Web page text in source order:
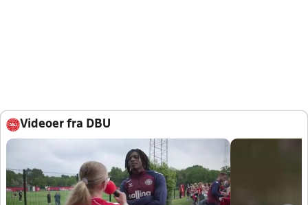
Videoer fra DBU